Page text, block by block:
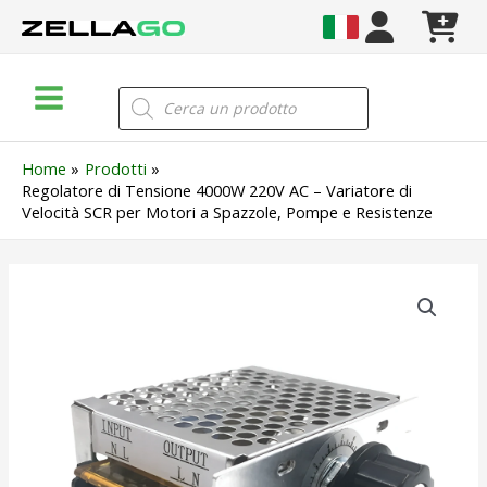
Menu
Products
search
Home
Prodotti
Regolatore di Tensione 4000W 220V AC – Variatore di
Velocità SCR per Motori a Spazzole, Pompe e Resistenze
Variatore